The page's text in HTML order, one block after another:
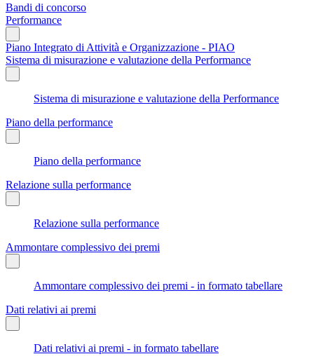
Bandi di concorso
Performance
Piano Integrato di Attività e Organizzazione - PIAO
Sistema di misurazione e valutazione della Performance
Sistema di misurazione e valutazione della Performance
Piano della performance
Piano della performance
Relazione sulla performance
Relazione sulla performance
Ammontare complessivo dei premi
Ammontare complessivo dei premi - in formato tabellare
Dati relativi ai premi
Dati relativi ai premi - in formato tabellare